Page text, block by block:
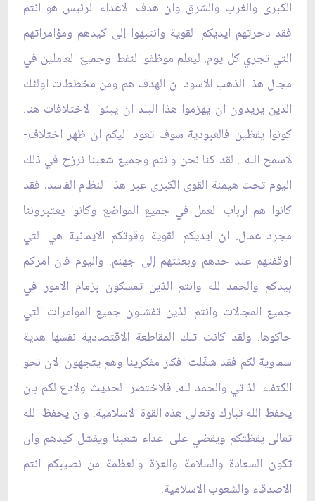
الكبرى والغرب والشرق وان هدف الاعداء الرئيس هو انتم
فقد دحرتهم ايديكم القوية وانتبهوا إلى كيدهم ومؤامراتهم
التي تجري كل يوم. ليعلم‏ موظفو النفط وجميع العاملين في
مجال هذا الذهب الاسود ان الهدف هم ومن مخططات اولئك
الذين يريدون ان يهزموا هذا البلد ان يبثوا الاختلافات هنا.
كونوا يقظين فالعبودية سوف تعود اليكم ان ظهر اختلاف-
لاسمح الله-. لقد كنا نحن وانتم وجميع شعبنا نرزح في ذلك
اليوم تحت هيمنة القوى الكبرى عبر هذا النظام الفاسد، فقد
كانوا هم ارباب العمل في جميع المواضع وكانوا يعتبروننا
مجرد عمال. ان ايديكم القوية وقوتكم الايمانية هي التي
اوقفتهم عند حدهم وبعثتهم إلى جهنم. واليوم فان امركم
بيدكم والحمد لله وانتم الذين تمسكون بزمام الامور في
جميع المجالات وانتم الذين تفشلون جميع الموامرات التي
حاكوها. ولقد كانت تلك المقاطعة الاقتصادية نفسها هدية
سماوية لكم فقد شغّلت افكار مفكرينا وهم يتجهون الان نحو
الكتفاء الذاتي والحمد لله. فلاختصر الحديث ولادع لكم بان
يحفظ الله تبارك وتعالى هذه القوة الاسلامية. وان يحفظ الله
تعالى يقظتكم ويقضي على اعداء شعبنا ويفشل كيدهم وان
تكون السعادة والسلامة والعزة والعظمة من نصيبكم انتم
الاصدقاء والشعوب الاسلامية.